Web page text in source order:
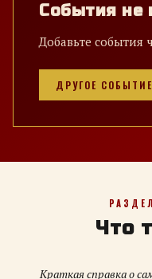
События не
Добавьте события
ДРУГОЕ СОБЫТИЕ
Что
Краткая справка о